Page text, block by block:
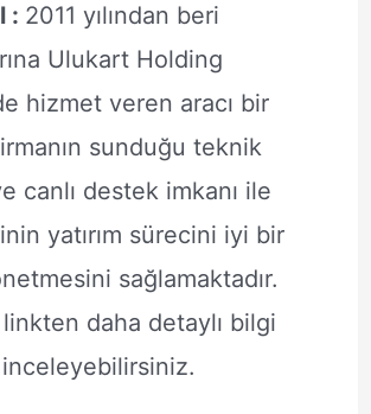
: 2011 yılından beri
Ulukart Holding
hizmet veren aracı bir
sunduğu teknik
canlı destek imkanı ile
yatırım sürecini iyi bir
sağlamaktadır.
linkten daha detaylı bilgi